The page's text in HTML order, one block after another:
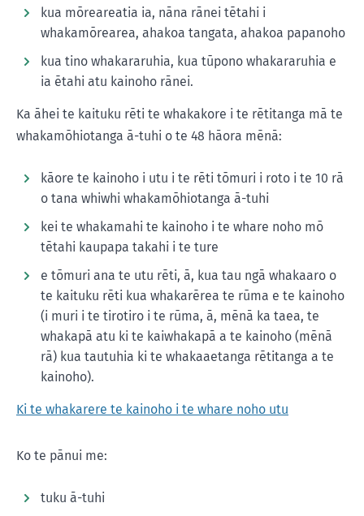
kua mōreareatia ia, nāna rānei tētahi i
whakamōrearea, ahakoa tangata, ahakoa papanoho
kua tino whakararuhia, kua tūpono whakararuhia e
ia ētahi atu kainoho rānei.
Ka āhei te kaituku rēti te whakakore i te rētitanga mā te
whakamōhiotanga ā-tuhi o te 48 hāora mēnā:
kāore te kainoho i utu i te rēti tōmuri i roto i te 10 rā
o tana whiwhi whakamōhiotanga ā-tuhi
kei te whakamahi te kainoho i te whare noho mō
tētahi kaupapa takahi i te ture
e tōmuri ana te utu rēti, ā, kua tau ngā whakaaro o
te kaituku rēti kua whakarērea te rūma e te kainoho
(i muri i te tirotiro i te rūma, ā, mēnā ka taea, te
whakapā atu ki te kaiwhakapā a te kainoho (mēnā
rā) kua tautuhia ki te whakaaetanga rētitanga a te
kainoho).
Ki te whakarere te kainoho i te whare noho utu
Ko te pānui me:
tuku ā-tuhi